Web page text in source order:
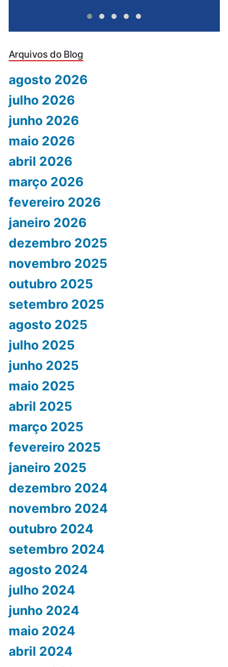
Arquivos do Blog
agosto 2026
julho 2026
junho 2026
maio 2026
abril 2026
março 2026
fevereiro 2026
janeiro 2026
dezembro 2025
novembro 2025
outubro 2025
setembro 2025
agosto 2025
julho 2025
junho 2025
maio 2025
abril 2025
março 2025
fevereiro 2025
janeiro 2025
dezembro 2024
novembro 2024
outubro 2024
setembro 2024
agosto 2024
julho 2024
junho 2024
maio 2024
abril 2024